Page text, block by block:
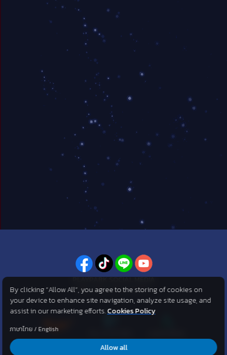
PLAYPARK SOCIAL MEDIA
ไม่พลาดทุกข่าวสารจาก PlayPark
©2007 KOG corporation . All Rights Reserved. ©2012 Asphere
By clicking “Allow All”, you agree to the storing of cookies on
your device to enhance site navigation, analyze site usage, and
assist in our marketing efforts.Cookies Policy
ภาษาไทย / English
Allow all